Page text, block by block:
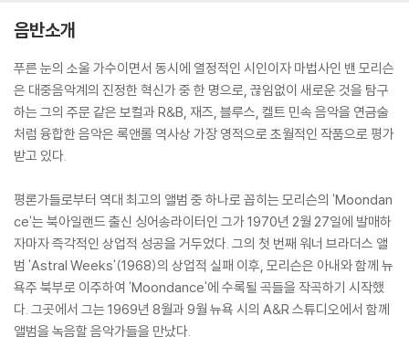
음반소개
푸른 눈의 소울 가수이면서 동시에 열정적인 시인이자 마법사인 밴 모리슨
은 대중음악계의 진정한 혁신가 중 한 명으로, 끊임없이 새로운 것을 탐구
하는 그의 주문 같은 보컬과 R&B, 재즈, 블루스, 켈트 민속 음악을 연금술
처럼 융합한 음악은 록앤롤 역사상 가장 영적으로 초월적인 작품으로 평가
받고 있다.
평론가들로부터 역대 최고의 앨범 중 하나로 꼽히는 모리슨의 'Moondan
ce'는 북아일랜드 출신 싱어송라이터인 그가 1970년 2월 27일에 발매하
자마자 즉각적인 상업적 성공을 거두었다. 그의 첫 번째 워너 브라더스 앨
범 'Astral Weeks'(1968)의 상업적 실패 이후, 모리슨은 아내와 함께 뉴
욕주 북부로 이주하여 'Moondance'에 수록될 곡들을 작곡하기 시작했
다. 그곳에서 그는 1969년 8월과 9월 뉴욕 시의 A&R 스튜디오에서 함께
앨범을 녹음할 음악가들을 만났다.